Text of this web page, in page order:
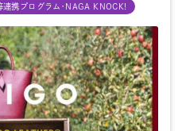
連携プログラム・NAGA KNOCK!